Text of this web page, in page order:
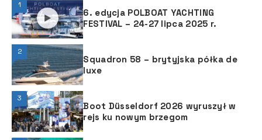
1
6. edycja POLBOAT YACHTING
FESTIVAL – 24-27 lipca 2025 r.
2
Squadron 58 – brytyjska półka de
luxe
3
Boot Düsseldorf 2026 wyruszył w
rejs ku nowym brzegom